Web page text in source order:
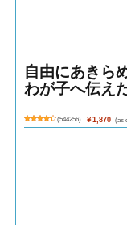
自由にあきら
わが子へ伝え
(544256) ￥1,870 (as